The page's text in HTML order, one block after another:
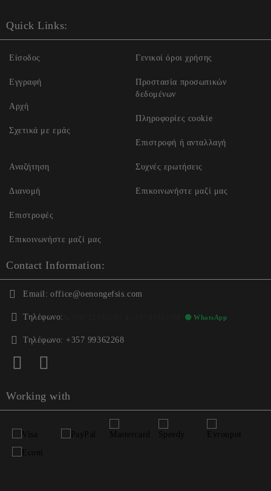
Quick Links:
Είσοδος
Εγγραφή
Αρχή
Σχετικά με εμάς
Γενικοί όροι χρήσης
Προστασία προσωπικών
δεδομένων
Πληροφορίες cookie
Επιστροφή ή ανταλλαγή
Αναζήτηση
Διανομή
Επιστροφές
Επικοινωνήστε μαζί μας
Συχνές ερωτήσεις
Επικοινωνήστε μαζί μας
Contact Information:
Email: office@oenongefsis.com
Τηλέφωνο: 🟢 WhatsApp
Τηλέφωνο: +357 99362268
Working with